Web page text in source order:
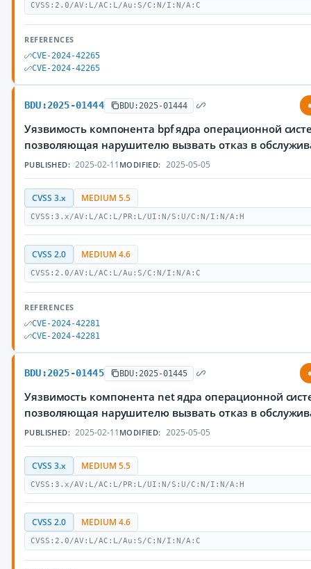
CVSS:2.0/AV:L/AC:L/Au:S/C:N/I:N/A:C
REFERENCES
CVE-2024-42265
CVE-2024-42265
BDU:2025-01444 BDU:2025-01444
Уязвимость компонента bpf ядра операционной
позволяющая нарушителю вызвать отказ в
PUBLISHED: 2025-02-11 MODIFIED: 2025-05-05
CVSS 3.x MEDIUM 5.5
CVSS:3.x/AV:L/AC:L/PR:L/UI:N/S:U/C:N/I:N/A:H
CVSS 2.0 MEDIUM 4.6
CVSS:2.0/AV:L/AC:L/Au:S/C:N/I:N/A:C
REFERENCES
CVE-2024-42281
CVE-2024-42281
BDU:2025-01445 BDU:2025-01445
Уязвимость компонента net ядра операционной
позволяющая нарушителю вызвать отказ в
PUBLISHED: 2025-02-11 MODIFIED: 2025-05-05
CVSS 3.x MEDIUM 5.5
CVSS:3.x/AV:L/AC:L/PR:L/UI:N/S:U/C:N/I:N/A:H
CVSS 2.0 MEDIUM 4.6
CVSS:2.0/AV:L/AC:L/Au:S/C:N/I:N/A:C